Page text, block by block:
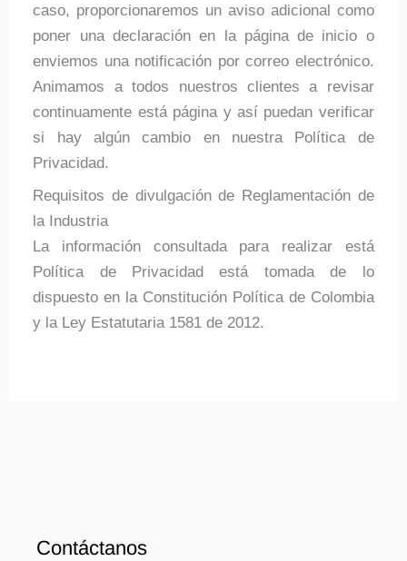
caso, proporcionaremos un aviso adicional como
poner una declaración en la página de inicio o
enviemos una notificación por correo electrónico.
Animamos a todos nuestros clientes a revisar
continuamente está página y así puedan verificar
si hay algún cambio en nuestra Política de
Privacidad.
Requisitos de divulgación de Reglamentación de
la Industria
La información consultada para realizar está
Política de Privacidad está tomada de lo
dispuesto en la Constitución Política de Colombia
y la Ley Estatutaria 1581 de 2012.
Contáctanos